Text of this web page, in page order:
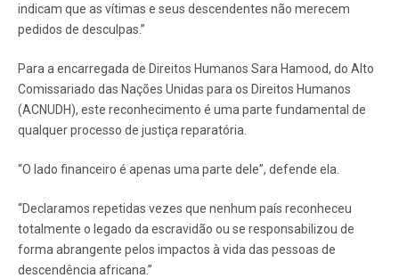
indicam que as vítimas e seus descendentes não merecem
pedidos de desculpas.”
Para a encarregada de Direitos Humanos Sara Hamood, do Alto
Comissariado das Nações Unidas para os Direitos Humanos
(ACNUDH), este reconhecimento é uma parte fundamental de
qualquer processo de justiça reparatória.
“O lado financeiro é apenas uma parte dele”, defende ela.
“Declaramos repetidas vezes que nenhum país reconheceu
totalmente o legado da escravidão ou se responsabilizou de
forma abrangente pelos impactos à vida das pessoas de
descendência africana.”